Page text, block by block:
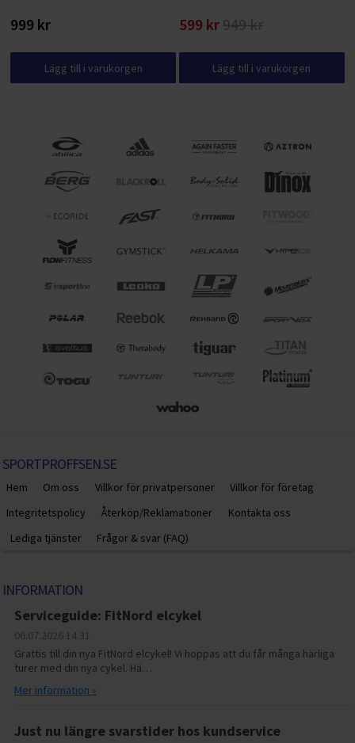
999 kr
Lägg till i varukorgen
599 kr949 kr
Lägg till i varukorgen
SPORTPROFFSEN.SE
Hem Om oss Villkor för privatpersoner
Villkor för företag
Integritetspolicy
Återköp/Reklamationer
Kontakta oss
Lediga tjänster
Frågor & svar (FAQ)
INFORMATION
Serviceguide: FitNord elcykel
06.07.2026 14.31
Grattis till din nya FitNord elcykel! Vi hoppas att du får många härliga
turer med din nya cykel. Hä…
Mer information »
Just nu längre svarstider hos kundservice